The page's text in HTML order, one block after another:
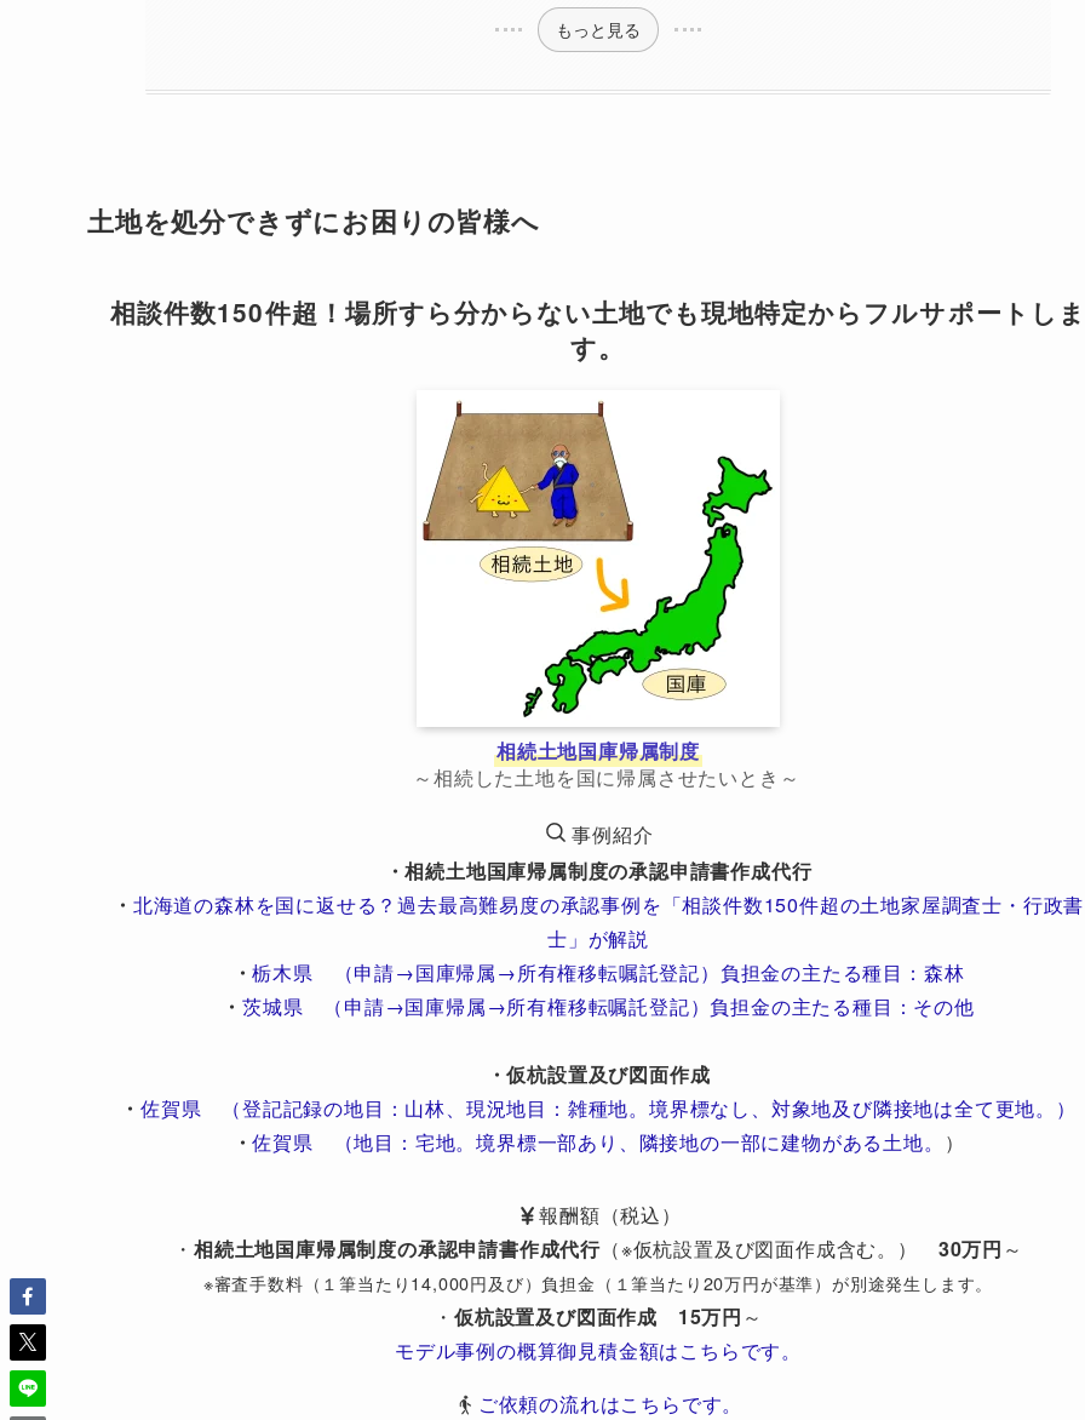
もっと見る
土地を処分できずにお困りの皆様へ
相談件数150件超！場所すら分からない土地でも現地特定からフルサポートしま
す。
相続土地国庫帰属制度
～相続した土地を国に帰属させたいとき～
事例紹介
・相続土地国庫帰属制度の承認申請書作成代行
・ 北海道の森林を国に返せる？過去最高難易度の承認事例を「相談件数150件超の土地家屋調査士・行政書
士」が解説
・栃木県 （申請→国庫帰属→所有権移転嘱託登記）負担金の主たる種目：森林
・ 茨城県 （申請→国庫帰属→所有権移転嘱託登記）負担金の主たる種目：その他
・仮杭設置及び図面作成
・ 佐賀県 （登記記録の地目：山林、現況地目：雑種地。境界標なし、対象地及び隣接地は全て更地。）
・佐賀県 （地目：宅地。境界標一部あり、隣接地の一部に建物がある土地。 ）
報酬額（税込）
・相続土地国庫帰属制度の承認申請書作成代行 （※仮杭設置及び図面作成含む。） 30万円 ～
※審査手数料（１筆当たり14,000円及び）負担金（１筆当たり20万円が基準）が別途発生します。
・ 仮杭設置及び図面作成 15万円 ～
モデル事例の概算御見積金額はこちらです。
ご依頼の流れはこちらです。